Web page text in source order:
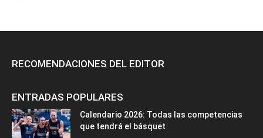
RECOMENDACIONES DEL EDITOR
ENTRADAS POPULARES
Calendario 2026: Todas las competencias
que tendrá el básquet